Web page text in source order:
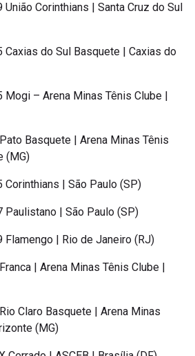
Corinthians | Santa Cruz do Sul
do Sul Basquete | Caxias do
– Arena Minas Tênis Clube |
Basquete | Arena Minas Tênis
(MG)
| São Paulo (SP)
| São Paulo (SP)
| Rio de Janeiro (RJ)
| Arena Minas Tênis Clube |
Claro Basquete | Arena Minas
(MG)